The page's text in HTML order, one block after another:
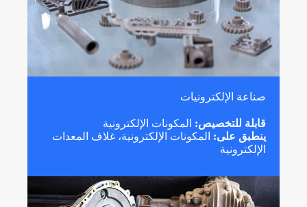
صناعة الإلكترونيات
قابلة للتخصيص: المكونات الإلكترونية
ينطبق على: المكونات الإلكترونية، غلاف المعدات
الإلكترونية